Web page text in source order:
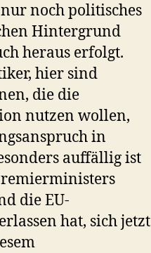
noch politisches
Hintergrund
heraus erfolgt.
hier sind
die die
nutzen wollen,
in
auffällig ist
die EU-
hat, sich jetzt